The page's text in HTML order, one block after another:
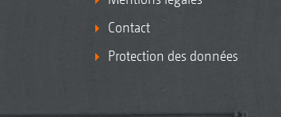
Contact
Protection des données